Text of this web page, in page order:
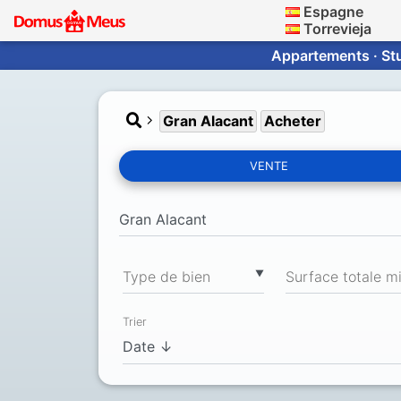
Espagne
Torrevieja
Appartements ·
Gran Alacant Acheter
VENTE
▼
Type de bien
Trier